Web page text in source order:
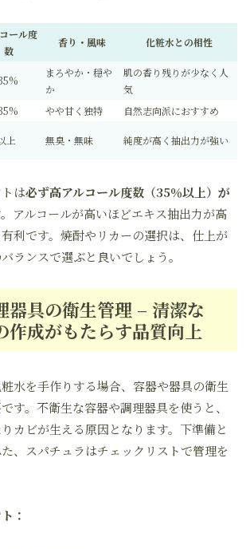
ール度
数
香り・風味 化粧水との相性
まろやか・穏や
か
肌の香り残りが少なく人
気
やや甘く独特
自然志向派におすすめ
上 無臭・無味 純度が高く抽出力が強い
は必ず高アルコール度数（35％以上）が
アルコールが高いほどエキス抽出力が高
利です。焼酎やリカーの選択は、仕上が
ランスで選ぶと良いでしょう。
器具の衛生管理 – 清潔な
作成がもたらす品質向上
水を手作りする場合、容器や器具の衛生
す。不衛生な容器や調理器具を使うと、
カビが生える原因となります。下準備と
、スパチュラはチェックリストで管理を
：